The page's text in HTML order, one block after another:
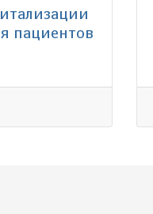
пациентов